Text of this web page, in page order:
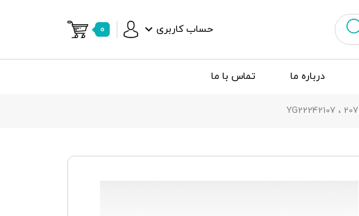
حساب کاربری ۰
درباره ما تماس با ما